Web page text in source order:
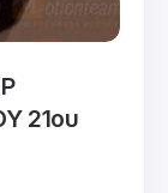
21ου